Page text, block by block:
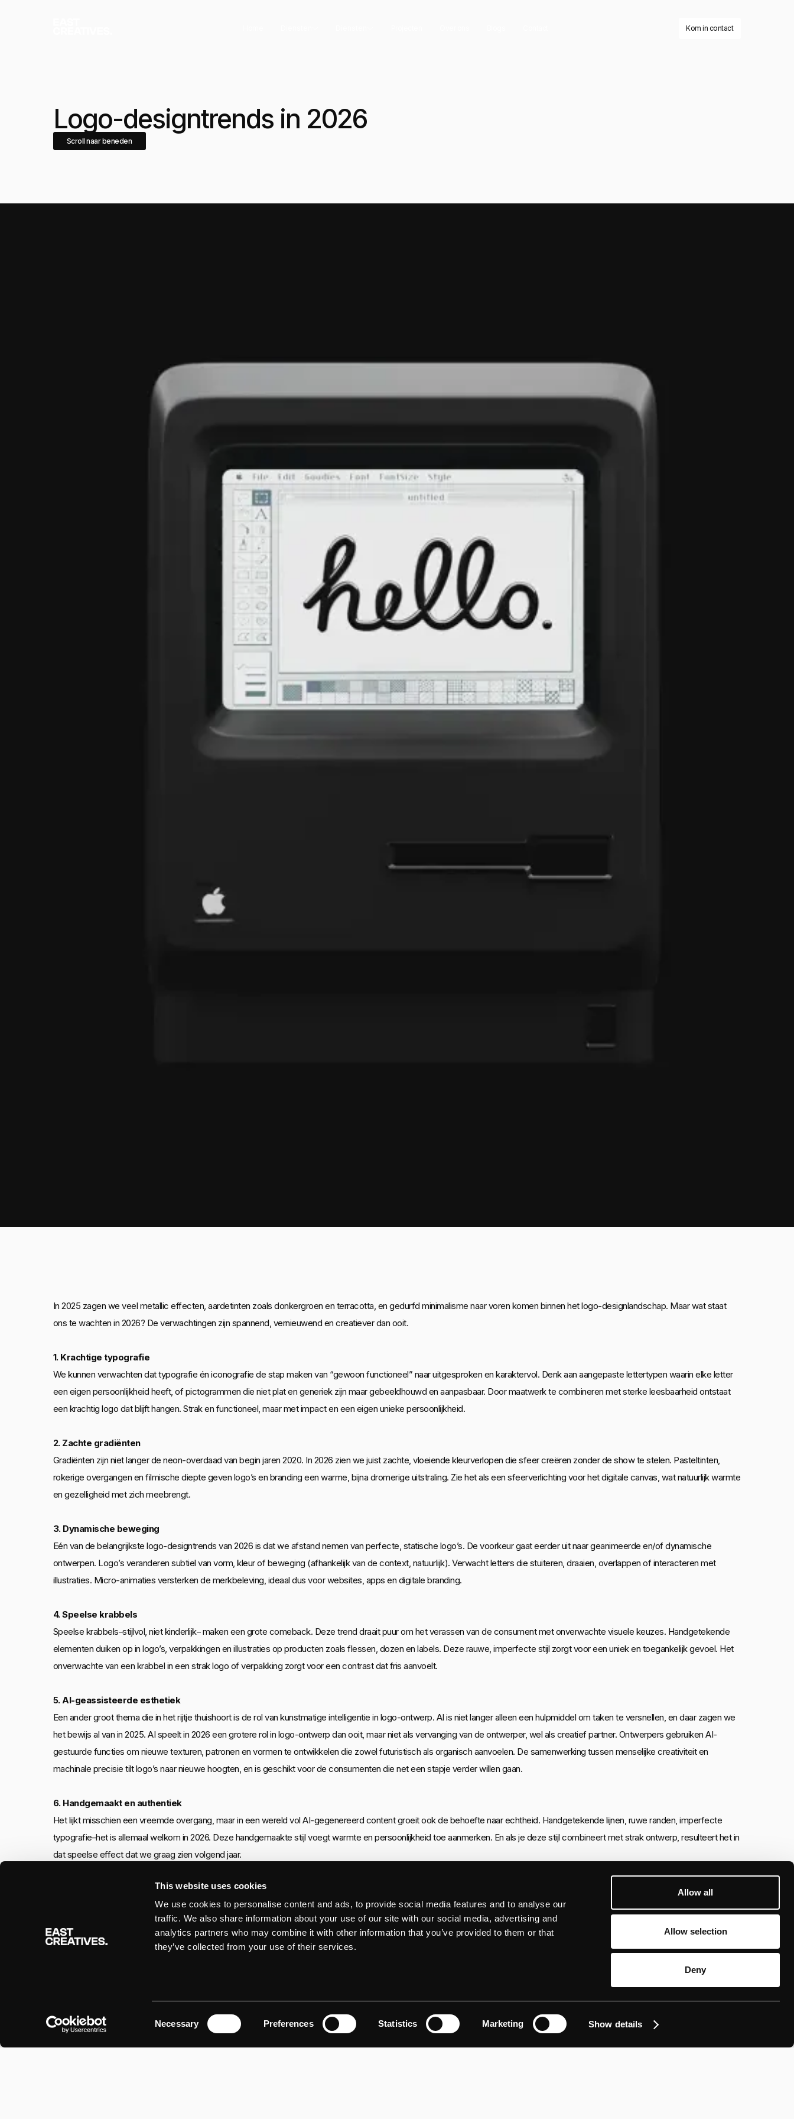
This website uses cookies
We use cookies to personalise content and ads, to provide social media features and to analyse our
traffic. We also share information about your use of our site with our social media, advertising and
analytics partners who may combine it with other information that you’ve provided to them or that
they’ve collected from your use of their services.
Necessary Preferences Statistics Marketing Show details
Allow all
Allow selection
Deny
Kom in contact
Logo-designtrends in 2026
Scroll naar beneden
In 2025 zagen we veel metallic effecten, aardetinten zoals donkergroen en terracotta, en gedurfd minimalisme naar voren komen binnen het logo-designlandschap. Maar wat staat
ons te wachten in 2026? De verwachtingen zijn spannend, vernieuwend en creatiever dan ooit.
1. Krachtige typografie
We kunnen verwachten dat typografie én iconografie de stap maken van “gewoon functioneel” naar uitgesproken en karaktervol. Denk aan aangepaste lettertypen waarin elke letter
een eigen persoonlijkheid heeft, of pictogrammen die niet plat en generiek zijn maar gebeeldhouwd en aanpasbaar. Door maatwerk te combineren met sterke leesbaarheid ontstaat
een krachtig logo dat blijft hangen. Strak en functioneel, maar met impact en een eigen unieke persoonlijkheid.
2. Zachte gradiënten
Gradiënten zijn niet langer de neon-overdaad van begin jaren 2020. In 2026 zien we juist zachte, vloeiende kleurverlopen die sfeer creëren zonder de show te stelen. Pasteltinten,
rokerige overgangen en filmische diepte geven logo’s en branding een warme, bijna dromerige uitstraling. Zie het als een sfeerverlichting voor het digitale canvas, wat natuurlijk warmte
en gezelligheid met zich meebrengt.
3. Dynamische beweging
Eén van de belangrijkste logo-designtrends van 2026 is dat we afstand nemen van perfecte, statische logo’s. De voorkeur gaat eerder uit naar geanimeerde en/of dynamische
ontwerpen. Logo’s veranderen subtiel van vorm, kleur of beweging (afhankelijk van de context, natuurlijk). Verwacht letters die stuiteren, draaien, overlappen of interacteren met
illustraties. Micro-animaties versterken de merkbeleving, ideaal dus voor websites, apps en digitale branding.
4. Speelse krabbels
Speelse krabbels–stijlvol, niet kinderlijk– maken een grote comeback. Deze trend draait puur om het verassen van de consument met onverwachte visuele keuzes. Handgetekende
elementen duiken op in logo’s, verpakkingen en illustraties op producten zoals flessen, dozen en labels. Deze rauwe, imperfecte stijl zorgt voor een uniek en toegankelijk gevoel. Het
onverwachte van een krabbel in een strak logo of verpakking zorgt voor een contrast dat fris aanvoelt.
5. AI-geassisteerde esthetiek
Een ander groot thema die in het rijtje thuishoort is de rol van kunstmatige intelligentie in logo-ontwerp. AI is niet langer alleen een hulpmiddel om taken te versnellen, en daar zagen we
het bewijs al van in 2025. AI speelt in 2026 een grotere rol in logo-ontwerp dan ooit, maar niet als vervanging van de ontwerper, wel als creatief partner. Ontwerpers gebruiken AI-
gestuurde functies om nieuwe texturen, patronen en vormen te ontwikkelen die zowel futuristisch als organisch aanvoelen. De samenwerking tussen menselijke creativiteit en
machinale precisie tilt logo’s naar nieuwe hoogten, en is geschikt voor de consumenten die net een stapje verder willen gaan.
6. Handgemaakt en authentiek
Het lijkt misschien een vreemde overgang, maar in een wereld vol AI-gegenereerd content groeit ook de behoefte naar echtheid. Handgetekende lijnen, ruwe randen, imperfecte
typografie–het is allemaal welkom in 2026. Deze handgemaakte stijl voegt warmte en persoonlijkheid toe aanmerken. En als je deze stijl combineert met strak ontwerp, resulteert het in
dat speelse effect dat we graag zien volgend jaar.
7. Duurzaamheid en oprechte eenvoud
Merken en ontwerpers spelen in op bredere culturele verschuivingen. Voor duurzaamheid en authenticiteit in logo-ontwerp betekent dit minder maar sterkere visuele signalen
gebruiken, kleurenpaletten en materialen (in het geval van drukwerk) kiezen die eco-bewustzijn weerspiegelen. Want zeg nou zelf… een bedrijf dat cultureel en maatschappelijk
verantwoord uitstraalt roept al gauw een gevoel van vertrouwen en deskundigheid op.
maken. De boodschap? Durf te spelen met kleur, want verkeerd gaan is bijna onmogelijk.